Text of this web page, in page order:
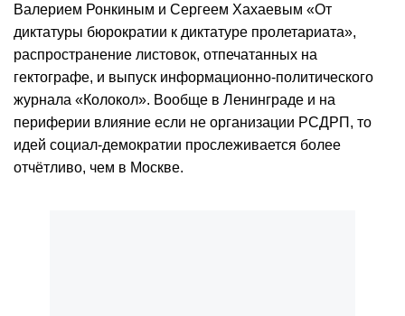
Валерием Ронкиным и Сергеем Хахаевым «От
диктатуры бюрократии к диктатуре пролетариата»,
распространение листовок, отпечатанных на
гектографе, и выпуск информационно-политического
журнала «Колокол». Вообще в Ленинграде и на
периферии влияние если не организации РСДРП, то
идей социал-демократии прослеживается более
отчётливо, чем в Москве.